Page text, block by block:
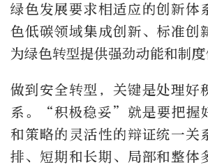
绿色发展要求相适应的创新体
色低碳领域集成创新、标准创
为绿色转型提供强劲动能和制度
做到安全转型，关键是处理好
系。“积极稳妥”就是要把握
和策略的灵活性的辩证统一关
排、短期和长期、局部和整体